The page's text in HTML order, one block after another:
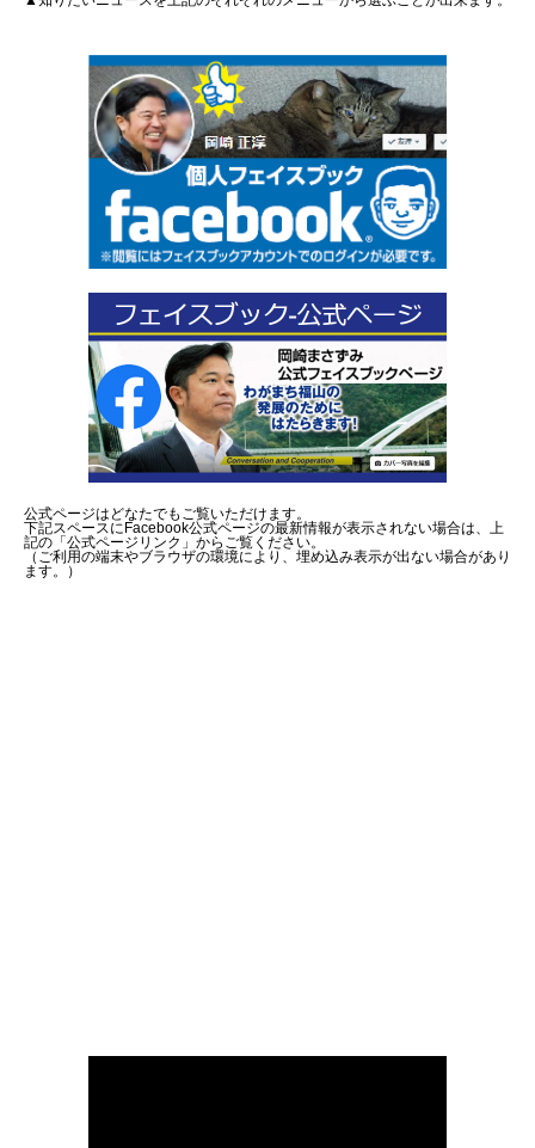
公式ページはどなたでもご覧いただけます。
下記スペースにFacebook公式ページの最新情報が表示されない場合は、上
記の「公式ページリンク」からご覧ください。
（ご利用の端末やブラウザの環境により、埋め込み表示が出ない場合があり
ます。）